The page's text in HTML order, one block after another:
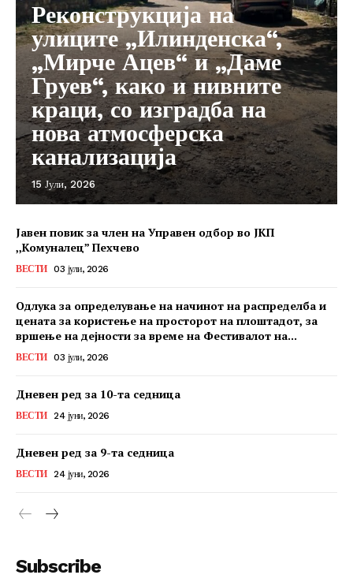
Реконструкција на
улиците „Илинденска“,
„Мирче Ацев“ и „Даме
Груев“, како и нивните
краци, со изградба на
нова атмосферска
канализација
15 Јули, 2026
Јавен повик за член на Управен одбор во ЈКП
,,Комуналец” Пехчево
ВЕСТИ 03 јули, 2026
Одлука за определување на начинот на распределба и
цената за користење на просторот на плоштадот, за
вршење на дејности за време на Фестивалот на...
ВЕСТИ 03 јули, 2026
Дневен ред за 10-та седница
ВЕСТИ 24 јуни, 2026
Дневен ред за 9-та седница
ВЕСТИ 24 јуни, 2026
Subscribe